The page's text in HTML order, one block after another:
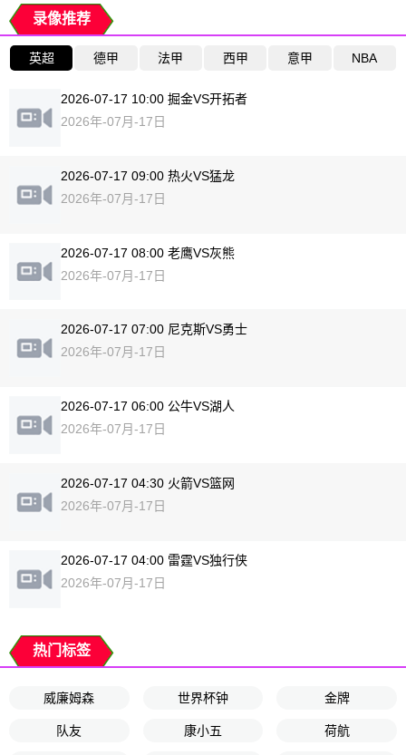
录像推荐
英超 德甲 法甲 西甲 意甲 NBA
2026-07-17 10:00 掘金VS开拓者
2026年-07月-17日
2026-07-17 09:00 热火VS猛龙
2026年-07月-17日
2026-07-17 08:00 老鹰VS灰熊
2026年-07月-17日
2026-07-17 07:00 尼克斯VS勇士
2026年-07月-17日
2026-07-17 06:00 公牛VS湖人
2026年-07月-17日
2026-07-17 04:30 火箭VS篮网
2026年-07月-17日
2026-07-17 04:00 雷霆VS独行侠
2026年-07月-17日
热门标签
威廉姆森 世界杯钟 金牌
队友 康小五 荷航